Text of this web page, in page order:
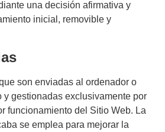
una decisión afirmativa y
inicial, removible y
son enviadas al ordenador o
gestionadas exclusivamente por
funcionamiento del Sitio Web. La
se emplea para mejorar la